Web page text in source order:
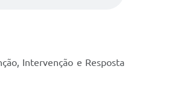
Intervenção e Resposta